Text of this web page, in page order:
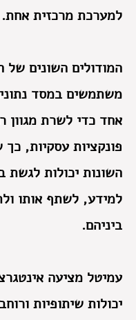
למערכת מרכזית אחת.
המודולים השונים
משתמשים במסד
אחד כדי לשרת מגוון
פונקציות עסקיות,
השונות יכולות לגשת
למידע, לשתף אותו
ביניהם.
עמיטל מציעה
יכולות שיתופיות ורוחב